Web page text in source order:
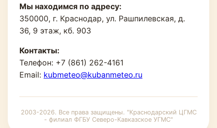
Мы находимся по адресу:
350000, г. Краснодар, ул. Рашпилевская, д.
36, 9 этаж, кб. 903
Контакты:
Телефон: +7 (861) 262-4161
Email: kubmeteo@kubanmeteo.ru
2003-2026. Все права защищены. "Краснодарский ЦГМС
- филиал ФГБУ Северо-Кавказское УГМС"